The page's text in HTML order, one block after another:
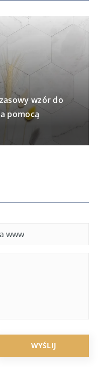
wzór do
pomocą